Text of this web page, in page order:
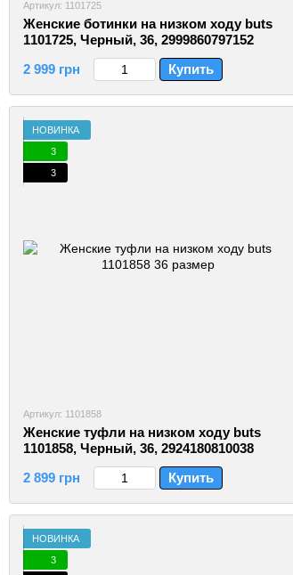
Артикул: 1101725
Женские ботинки на низком ходу buts
1101725, Черный, 36, 2999860797152
2 999 грн
Купить
НОВИНКА
3
3
Артикул: 1101858
Женские туфли на низком ходу buts
1101858, Черный, 36, 2924180810038
2 899 грн
Купить
НОВИНКА
3